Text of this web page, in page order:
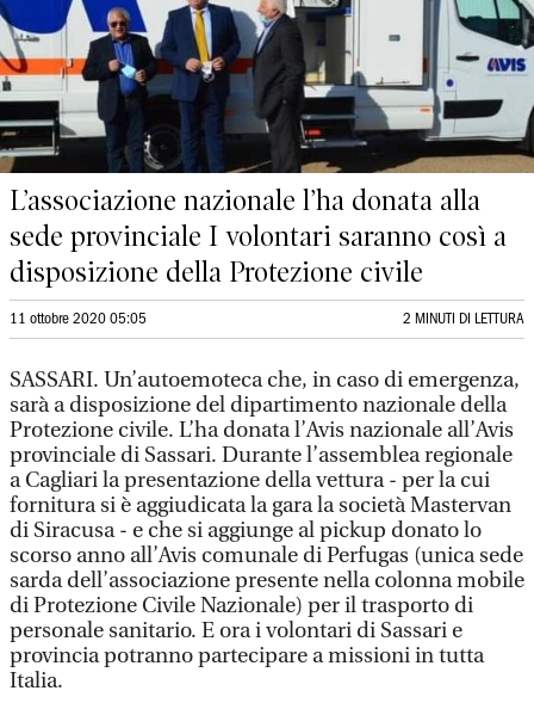
L’associazione nazionale l’ha donata alla
sede provinciale I volontari saranno così a
disposizione della Protezione civile
11 ottobre 2020 05:05 2 MINUTI DI LETTURA
SASSARI. Un’autoemoteca che, in caso di emergenza,
sarà a disposizione del dipartimento nazionale della
Protezione civile. L’ha donata l’Avis nazionale all’Avis
provinciale di Sassari. Durante l’assemblea regionale
a Cagliari la presentazione della vettura - per la cui
fornitura si è aggiudicata la gara la società Mastervan
di Siracusa - e che si aggiunge al pickup donato lo
scorso anno all’Avis comunale di Perfugas (unica sede
sarda dell’associazione presente nella colonna mobile
di Protezione Civile Nazionale) per il trasporto di
personale sanitario. E ora i volontari di Sassari e
provincia potranno partecipare a missioni in tutta
Italia.